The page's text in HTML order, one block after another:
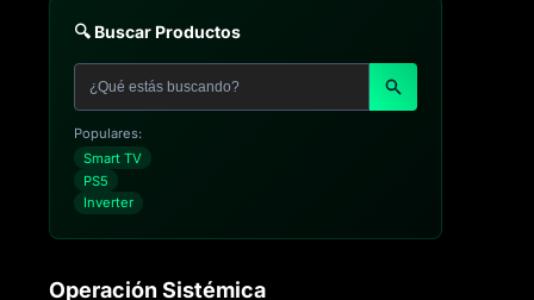
🔍 Buscar Productos
Populares:
Smart TV
PS5
Inverter
Operación Sistémica